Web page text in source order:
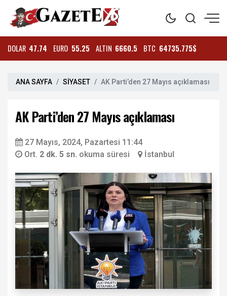
DOLAR 47.74 EURO 55.25 ALTIN 6660.5 BTC 64735.775$
ANA SAYFA SİYASET AK Parti’den 27 Mayıs açıklaması
AK Parti’den 27 Mayıs açıklaması
27 Mayıs, 2024, Pazartesi 11:44
Ort. 2 dk. 5 sn. okuma süresi İstanbul